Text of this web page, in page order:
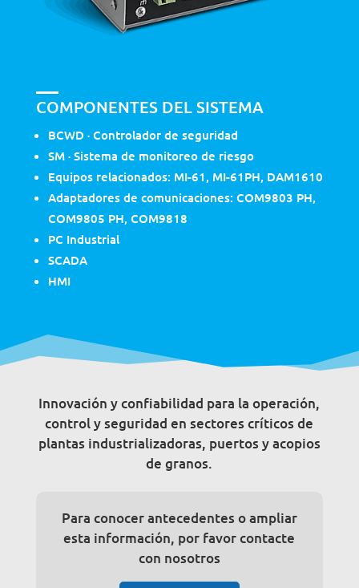
COMPONENTES DEL SISTEMA
BCWD · Controlador de seguridad
SM · Sistema de monitoreo de riesgo
Equipos relacionados: MI-61, MI-61PH, DAM1610
Adaptadores de comunicaciones: COM9803 PH,
COM9805 PH, COM9818
PC Industrial
SCADA
HMI
Innovación y confiabilidad para la operación,
control y seguridad en sectores críticos de
plantas industrializadoras, puertos y acopios
de granos.
Para conocer antecedentes o ampliar
esta información, por favor contacte
con nosotros